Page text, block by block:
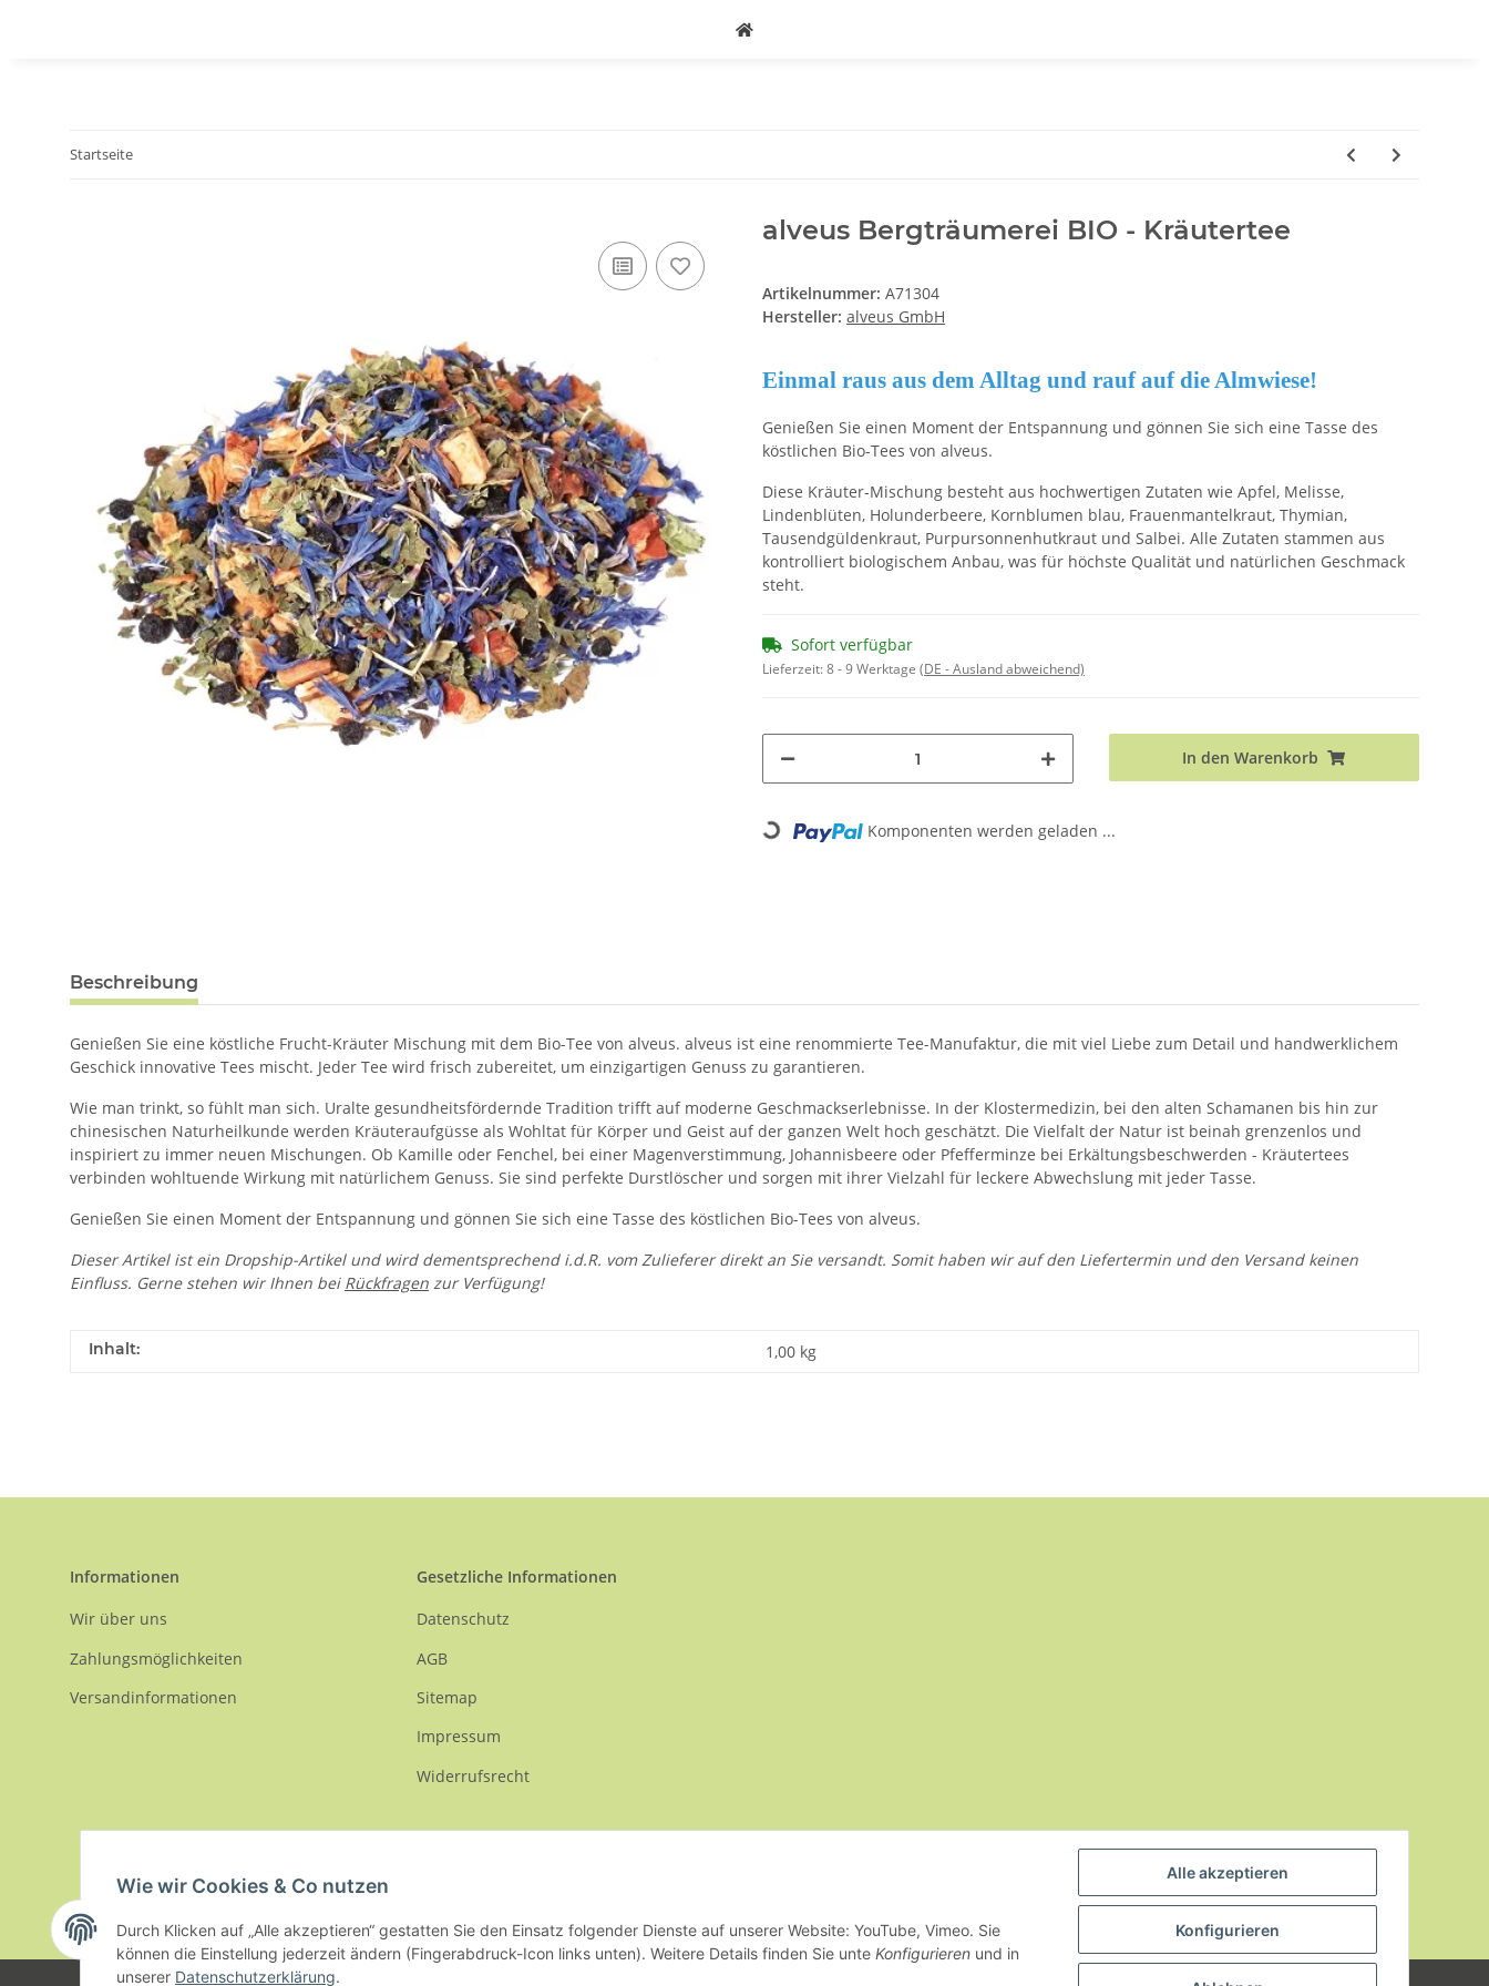
Startseite
alveus Bergträumerei BIO - Kräutertee
Artikelnummer: A71304
Hersteller: alveus GmbH
Einmal raus aus dem Alltag und rauf auf die Almwiese!
Genießen Sie einen Moment der Entspannung und gönnen Sie sich eine Tasse des
köstlichen Bio-Tees von alveus.
Diese Kräuter-Mischung besteht aus hochwertigen Zutaten wie Apfel, Melisse,
Lindenblüten, Holunderbeere, Kornblumen blau, Frauenmantelkraut, Thymian,
Tausendgüldenkraut, Purpursonnenhutkraut und Salbei. Alle Zutaten stammen aus
kontrolliert biologischem Anbau, was für höchste Qualität und natürlichen Geschmack
steht.
Sofort verfügbar
Lieferzeit:8 - 9 Werktage (DE - Ausland abweichend)
In den Warenkorb
Loading... Komponenten werden geladen ...
Beschreibung
Genießen Sie eine köstliche Frucht-Kräuter Mischung mit dem Bio-Tee von alveus. alveus ist eine renommierte Tee-Manufaktur, die mit viel Liebe zum Detail und handwerklichem
Geschick innovative Tees mischt. Jeder Tee wird frisch zubereitet, um einzigartigen Genuss zu garantieren.
Wie man trinkt, so fühlt man sich. Uralte gesundheitsfördernde Tradition trifft auf moderne Geschmackserlebnisse. In der Klostermedizin, bei den alten Schamanen bis hin zur
chinesischen Naturheilkunde werden Kräuteraufgüsse als Wohltat für Körper und Geist auf der ganzen Welt hoch geschätzt. Die Vielfalt der Natur ist beinah grenzenlos und
inspiriert zu immer neuen Mischungen. Ob Kamille oder Fenchel, bei einer Magenverstimmung, Johannisbeere oder Pfefferminze bei Erkältungsbeschwerden - Kräutertees
verbinden wohltuende Wirkung mit natürlichem Genuss. Sie sind perfekte Durstlöscher und sorgen mit ihrer Vielzahl für leckere Abwechslung mit jeder Tasse.
Genießen Sie einen Moment der Entspannung und gönnen Sie sich eine Tasse des köstlichen Bio-Tees von alveus.
Dieser Artikel ist ein Dropship-Artikel und wird dementsprechend i.d.R. vom Zulieferer direkt an Sie versandt. Somit haben wir auf den Liefertermin und den Versand keinen
Einfluss. Gerne stehen wir Ihnen bei Rückfragen zur Verfügung!
Inhalt: 1,00 kg
Informationen
Wir über uns
Zahlungsmöglichkeiten
Versandinformationen
Gesetzliche Informationen
Datenschutz
AGB
Sitemap
Impressum
Widerrufsrecht
* Alle Preise inkl. gesetzlicher USt., zzgl.Versand
Wie wir Cookies & Co nutzen
Durch Klicken auf „Alle akzeptieren“ gestatten Sie den Einsatz folgender Dienste auf unserer Website: YouTube, Vimeo. Sie
können die Einstellung jederzeit ändern (Fingerabdruck-Icon links unten). Weitere Details finden Sie unte Konfigurieren und in
unserer Datenschutzerklärung.
Alle akzeptieren
Konfigurieren